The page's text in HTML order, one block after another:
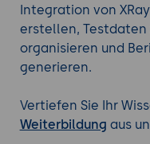
Integration von
erstellen, Testdaten
organisieren und
generieren.
Vertiefen Sie Ihr
Weiterbildung aus